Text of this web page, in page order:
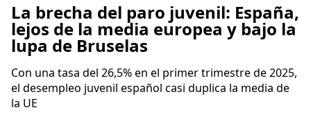
La brecha del paro juvenil: España,
lejos de la media europea y bajo la
lupa de Bruselas
Con una tasa del 26,5% en el primer trimestre de 2025,
el desempleo juvenil español casi duplica la media de
la UE